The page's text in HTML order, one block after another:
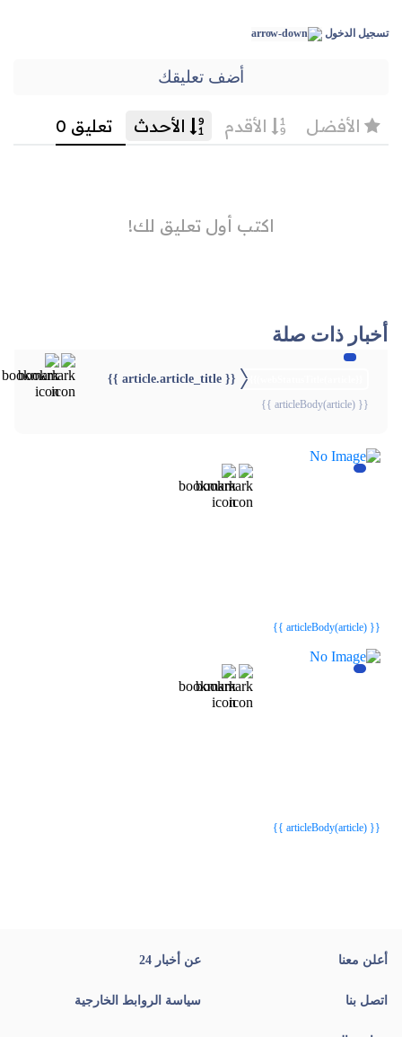
تسجيل الدخول
أضف تعليقك
أخبار ذات صلة
{{ article.article_title }}
{{ articleBody(article) }}
{{ articleBody(article) }}
{{ articleBody(article) }}
أعلن معنا عن أخبار 24
اتصل بنا سياسة الروابط الخارجية